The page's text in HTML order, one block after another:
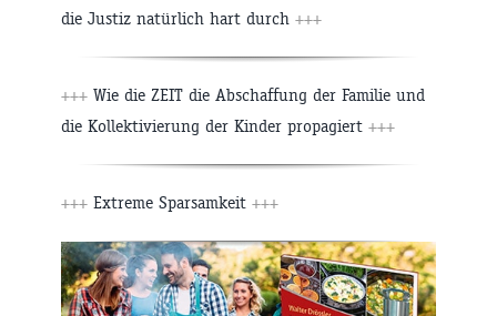
die Justiz natürlich hart durch +++
+++ Wie die ZEIT die Abschaffung der Familie und
die Kollektivierung der Kinder propagiert +++
+++ Extreme Sparsamkeit +++